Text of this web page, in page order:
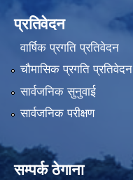
प्रतिवेदन
वार्षिक प्रगति प्रतिवेदन
चौमासिक प्रगति प्रतिवेदन
सार्वजनिक सुनुवाई
सार्वजनिक परीक्षण
सम्पर्क ठेगाना